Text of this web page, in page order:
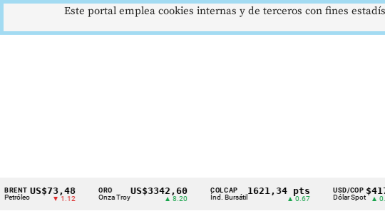
Cintillo
US$73,48
▼ 1.12
ORO
Onza Troy
US$3342,60 COLCAP
Índ. Bursátil
1621,34 pts USD/COP
Dólar Spot
$4178
▲ 0.42
Este portal emplea cookies internas y de terceros con fines